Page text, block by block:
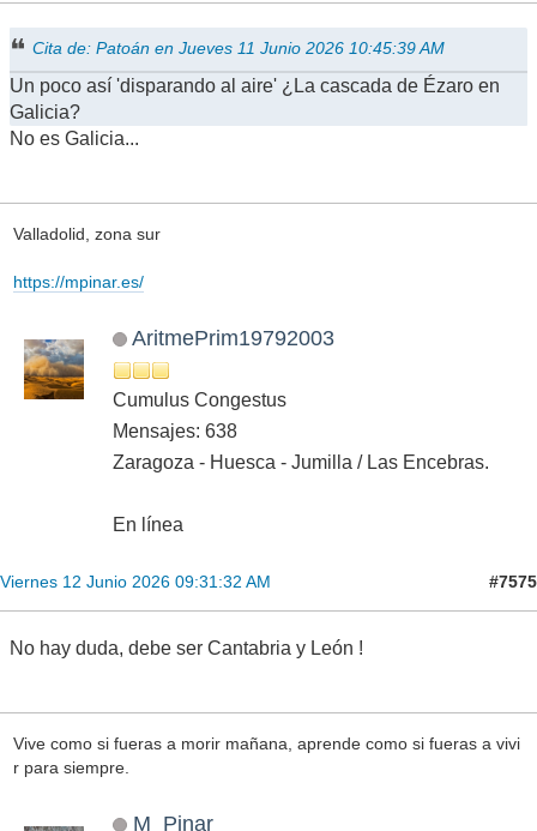
Cita de: Patoán en Jueves 11 Junio 2026 10:45:39 AM
Un poco así 'disparando al aire' ¿La cascada de Ézaro en
Galicia?
No es Galicia...
Valladolid, zona sur
https://mpinar.es/
AritmePrim19792003
Cumulus Congestus
Mensajes: 638
Zaragoza - Huesca - Jumilla / Las Encebras.
En línea
Viernes 12 Junio 2026 09:31:32 AM #7575
No hay duda, debe ser Cantabria y León !
Vive como si fueras a morir mañana, aprende como si fueras a vivi
r para siempre.
M_Pinar